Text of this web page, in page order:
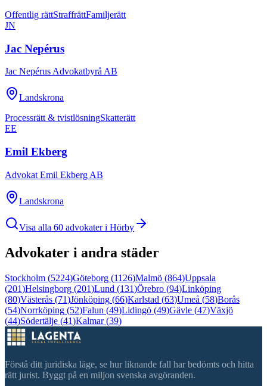
Offentlig rättStraffrättFamiljerätt
JN
Jac Nepérus
Jac Nepérus Advokatbyrå AB
Landskrona
Processrätt & tvistlösningSkatterätt
EE
Emil Ekberg
Advokat Emil Ekberg AB
Landskrona
Visa alla 60 advokater i Hörby
Advokater i andra städer
Stockholm (5224)Göteborg (1126)Malmö (864)Uppsala
(201)Helsingborg (201)Lund (131)Örebro (94)Linköping
(80)Västerås (71)Jönköping (66)Karlstad (63)Umeå (58)Borås
(54)Norrköping (52)Falun (49)Lidingö (49)Gävle (47)Växjö
(44)Södertälje (41)Kalmar(39)
Förstå ditt juridiska läge, se hur liknande fall har bedömts och hitta
rätt jurist. Byggt på en miljon svenska avgöranden.